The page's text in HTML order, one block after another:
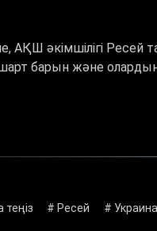
АҚШ әкімшілігі Ресей
барын және
теңіз # Ресей # Украина